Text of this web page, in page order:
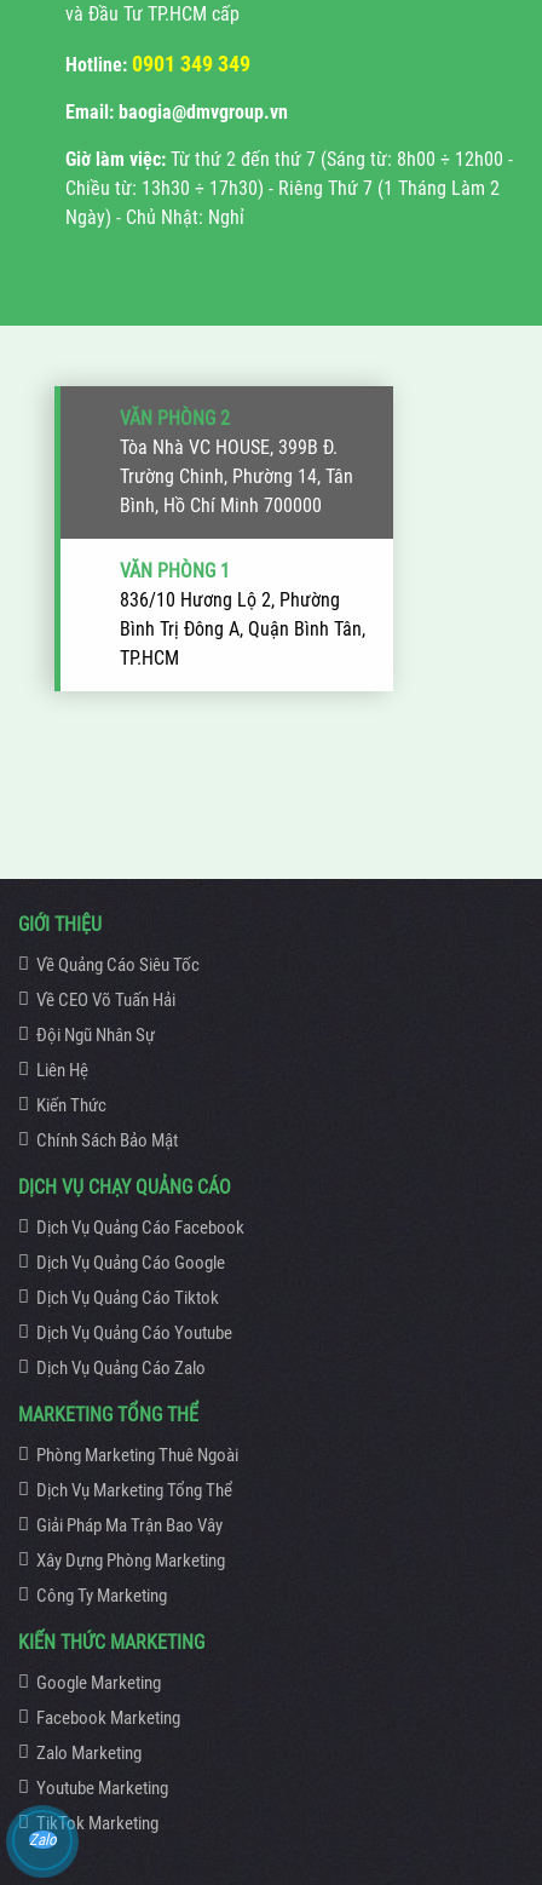
và Đầu Tư TP.HCM cấp
Hotline: 0901 349 349
Email: baogia@dmvgroup.vn
Giờ làm việc: Từ thứ 2 đến thứ 7 (Sáng từ: 8h00 ÷ 12h00 -
Chiều từ: 13h30 ÷ 17h30) - Riêng Thứ 7 (1 Tháng Làm 2
Ngày) - Chủ Nhật: Nghỉ
VĂN PHÒNG 2
Tòa Nhà VC HOUSE, 399B Đ.
Trường Chinh, Phường 14, Tân
Bình, Hồ Chí Minh 700000
VĂN PHÒNG 1
836/10 Hương Lộ 2, Phường
Bình Trị Đông A, Quận Bình Tân,
TP.HCM
GIỚI THIỆU
Về Quảng Cáo Siêu Tốc
Về CEO Võ Tuấn Hải
Đội Ngũ Nhân Sự
Liên Hệ
Kiến Thức
Chính Sách Bảo Mật
DỊCH VỤ CHẠY QUẢNG CÁO
Dịch Vụ Quảng Cáo Facebook
Dịch Vụ Quảng Cáo Google
Dịch Vụ Quảng Cáo Tiktok
Dịch Vụ Quảng Cáo Youtube
Dịch Vụ Quảng Cáo Zalo
MARKETING TỔNG THỂ
Phòng Marketing Thuê Ngoài
Dịch Vụ Marketing Tổng Thể
Giải Pháp Ma Trận Bao Vây
Xây Dựng Phòng Marketing
Công Ty Marketing
KIẾN THỨC MARKETING
Google Marketing
Facebook Marketing
Zalo Marketing
Youtube Marketing
TikTok Marketing
Zalo